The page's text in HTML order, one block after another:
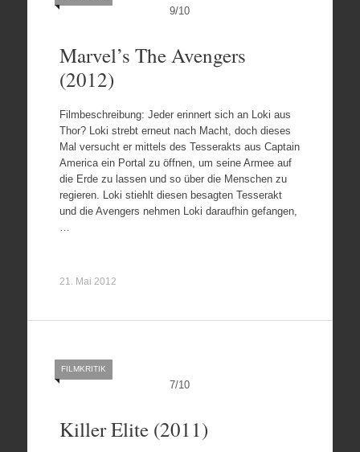
9/10
Marvel’s The Avengers
(2012)
Filmbeschreibung: Jeder erinnert sich an Loki aus
Thor? Loki strebt erneut nach Macht, doch dieses
Mal versucht er mittels des Tesserakts aus Captain
America ein Portal zu öffnen, um seine Armee auf
die Erde zu lassen und so über die Menschen zu
regieren. Loki stiehlt diesen besagten Tesserakt
und die Avengers nehmen Loki daraufhin gefangen,
…
21. Mai 2012
7/10
FILMKRITIK
Killer Elite (2011)